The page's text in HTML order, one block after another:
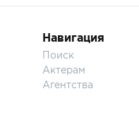
Навигация
Поиск
Актерам
Агентства